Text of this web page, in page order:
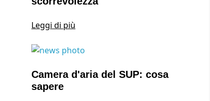
Leggi di più
Camera d'aria del SUP: cosa
sapere